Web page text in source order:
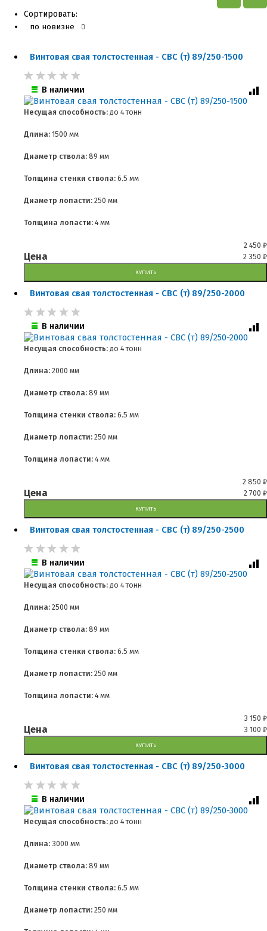
Сортировать:
по новизне
Винтовая свая толстостенная - СВС (т) 89/250-1500
В наличии
Несущая способность: до 4 тонн
Длина: 1500 мм
Диаметр ствола: 89 мм
Толщина стенки ствола: 6.5 мм
Диаметр лопасти: 250 мм
Толщина лопасти: 4 мм
2 450 ₽
Цена 2 350 ₽
КУПИТЬ
Винтовая свая толстостенная - СВС (т) 89/250-2000
В наличии
Несущая способность: до 4 тонн
Длина: 2000 мм
Диаметр ствола: 89 мм
Толщина стенки ствола: 6.5 мм
Диаметр лопасти: 250 мм
Толщина лопасти: 4 мм
2 850 ₽
Цена 2 700 ₽
КУПИТЬ
Винтовая свая толстостенная - СВС (т) 89/250-2500
В наличии
Несущая способность: до 4 тонн
Длина: 2500 мм
Диаметр ствола: 89 мм
Толщина стенки ствола: 6.5 мм
Диаметр лопасти: 250 мм
Толщина лопасти: 4 мм
3 150 ₽
Цена 3 100 ₽
КУПИТЬ
Винтовая свая толстостенная - СВС (т) 89/250-3000
В наличии
Несущая способность: до 4 тонн
Длина: 3000 мм
Диаметр ствола: 89 мм
Толщина стенки ствола: 6.5 мм
Диаметр лопасти: 250 мм